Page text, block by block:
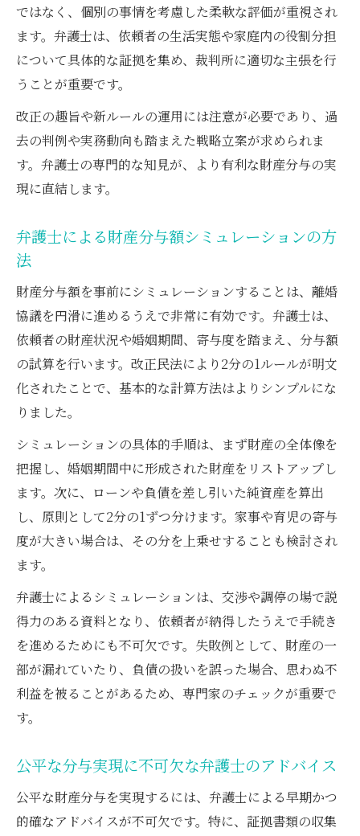
ではなく、個別の事情を考慮した柔軟な評価が重視され
ます。弁護士は、依頼者の生活実態や家庭内の役割分担
について具体的な証拠を集め、裁判所に適切な主張を行
うことが重要です。
改正の趣旨や新ルールの運用には注意が必要であり、過
去の判例や実務動向も踏まえた戦略立案が求められま
す。弁護士の専門的な知見が、より有利な財産分与の実
現に直結します。
弁護士による財産分与額シミュレーションの方
法
財産分与額を事前にシミュレーションすることは、離婚
協議を円滑に進めるうえで非常に有効です。弁護士は、
依頼者の財産状況や婚姻期間、寄与度を踏まえ、分与額
の試算を行います。改正民法により2分の1ルールが明文
化されたことで、基本的な計算方法はよりシンプルにな
りました。
シミュレーションの具体的手順は、まず財産の全体像を
把握し、婚姻期間中に形成された財産をリストアップし
ます。次に、ローンや負債を差し引いた純資産を算出
し、原則として2分の1ずつ分けます。家事や育児の寄与
度が大きい場合は、その分を上乗せすることも検討され
ます。
弁護士によるシミュレーションは、交渉や調停の場で説
得力のある資料となり、依頼者が納得したうえで手続き
を進めるためにも不可欠です。失敗例として、財産の一
部が漏れていたり、負債の扱いを誤った場合、思わぬ不
利益を被ることがあるため、専門家のチェックが重要で
す。
公平な分与実現に不可欠な弁護士のアドバイス
公平な財産分与を実現するには、弁護士による早期かつ
的確なアドバイスが不可欠です。特に、証拠書類の収集